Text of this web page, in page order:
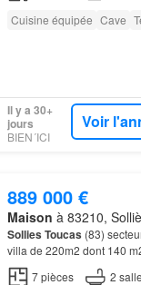
Cuisine équipée Cave
Il y a 30+
jours
BIEN´ICI
Voir
889 000 €
Maison à 83210,
Sollies Toucas (83)
villa de 220m2 dont 140
m2 dispose d'un spacieux
7pièces 2